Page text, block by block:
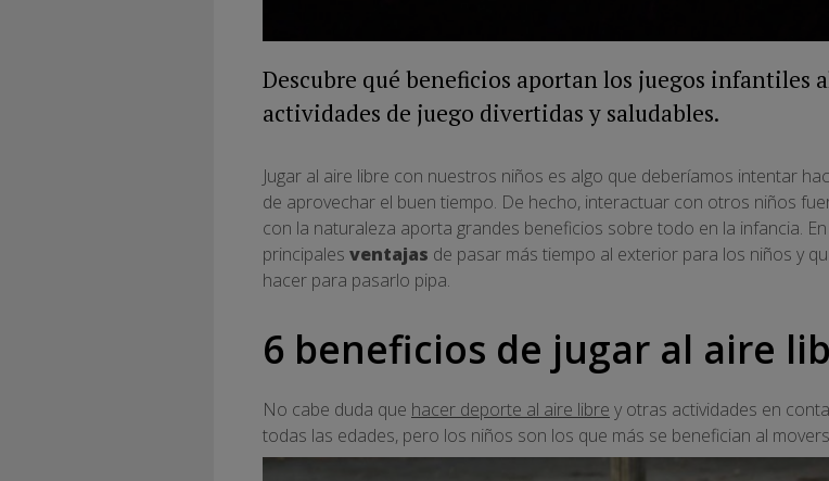
Descubre qué beneficios aportan los juegos infantiles
actividades de juego divertidas y saludables.
Jugar al aire libre con nuestros niños es algo que deberíamos intentar
de aprovechar el buen tiempo. De hecho, interactuar con otros niños
con la naturaleza aporta grandes beneficios sobre todo en la infancia.
principales ventajas de pasar más tiempo al exterior para los niños y
hacer para pasarlo pipa.
6 beneficios de jugar al aire
No cabe duda que hacer deporte al aire libre y otras actividades en
todas las edades, pero los niños son los que más se benefician al